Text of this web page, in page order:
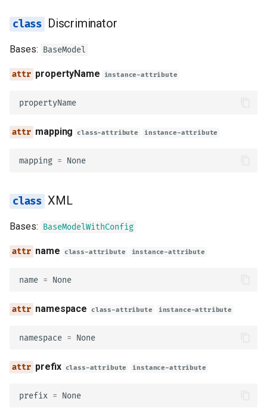
exclusiveMinimum
maxLength
minLength
pattern
maxItems
minItems
uniqueItems
maxContains
minContains
maxProperties
minProperties
required
dependentRequired
format
Discriminator
Bases: BaseModel
propertyName instance-attribute
propertyName
mapping class-attribute instance-attribute
mapping = None
XML
Bases: BaseModelWithConfig
name class-attribute instance-attribute
name = None
namespace class-attribute instance-attribute
namespace = None
prefix class-attribute instance-attribute
prefix = None